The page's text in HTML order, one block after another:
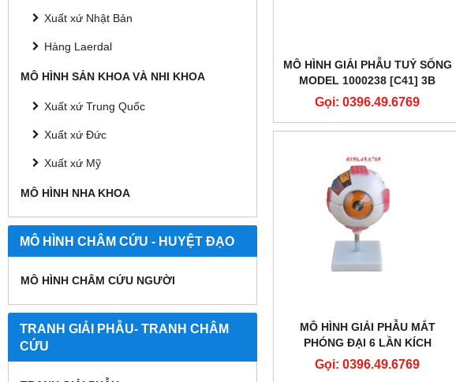
Xuất xứ Nhật Bản
Hàng Laerdal
MÔ HÌNH SẢN KHOA VÀ NHI KHOA
Xuất xứ Trung Quốc
Xuất xứ Đức
Xuất xứ Mỹ
MÔ HÌNH NHA KHOA
MÔ HÌNH CHÂM CỨU - HUYỆT ĐẠO
MÔ HÌNH CHÂM CỨU NGƯỜI
TRANH GIẢI PHẪU- TRANH CHÂM
CỨU
MÔ HÌNH GIẢI PHẪU TUỶ SỐNG
MODEL 1000238 [C41] 3B
SCIENTIFIC
Gọi: 0396.49.6769
MÔ HÌNH GIẢI PHẪU MẮT
PHÓNG ĐẠI 6 LẦN KÍCH
THƯỚC THẬT
Gọi: 0396.49.6769